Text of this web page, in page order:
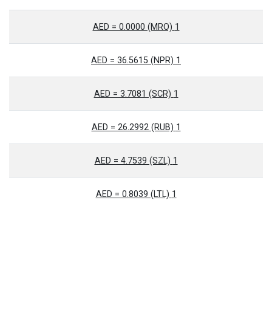
1 AED = 0.0000 (MRO)
1 AED = 36.5615 (NPR)
1 AED = 3.7081 (SCR)
1 AED = 26.2992 (RUB)
1 AED = 4.7539 (SZL)
1 AED = 0.8039 (LTL)